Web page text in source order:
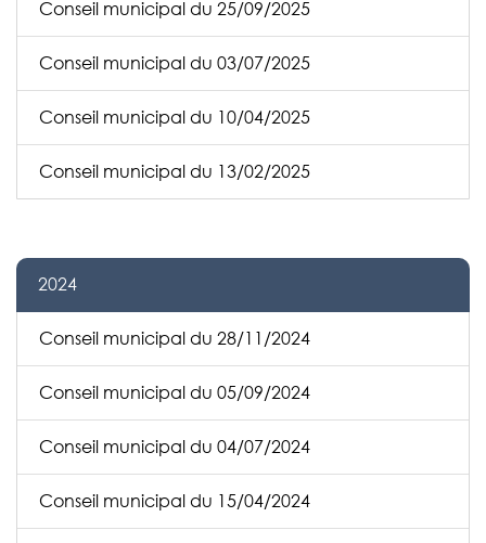
Conseil municipal du 25/09/2025
Conseil municipal du 03/07/2025
Conseil municipal du 10/04/2025
Conseil municipal du 13/02/2025
2024
Conseil municipal du 28/11/2024
Conseil municipal du 05/09/2024
Conseil municipal du 04/07/2024
Conseil municipal du 15/04/2024